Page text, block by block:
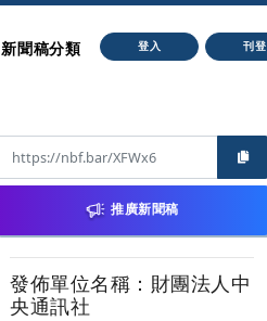
新聞稿分類 登入 刊登
推廣新聞稿
發佈單位名稱：財團法人中
央通訊社